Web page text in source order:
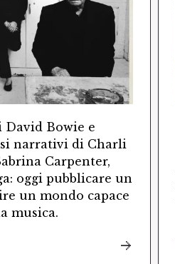
Bowie e
narrativi di Charli
Carpenter,
oggi pubblicare un
un mondo capace
musica.